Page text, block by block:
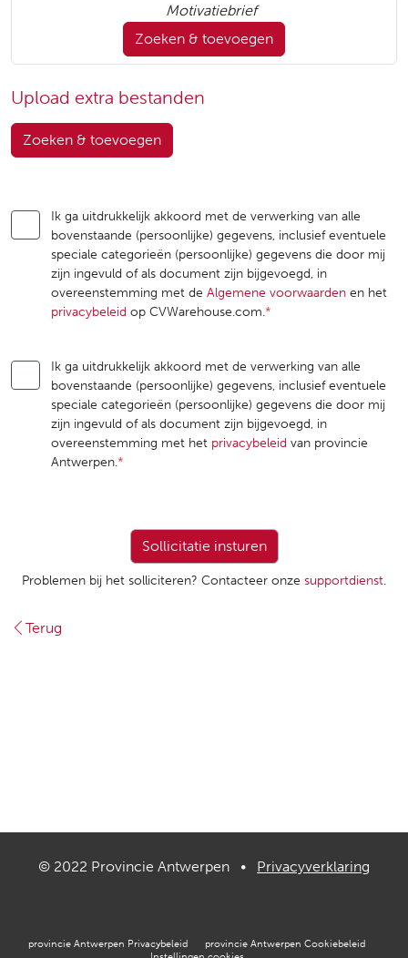
Motivatiebrief
Zoeken & toevoegen
Upload extra bestanden
Zoeken & toevoegen
Ik ga uitdrukkelijk akkoord met de verwerking van alle
bovenstaande (persoonlijke) gegevens, inclusief eventuele
speciale categorieën (persoonlijke) gegevens die door mij
zijn ingevuld of als document zijn bijgevoegd, in
overeenstemming met de Algemene voorwaarden en het
privacybeleid op CVWarehouse.com.*
Ik ga uitdrukkelijk akkoord met de verwerking van alle
bovenstaande (persoonlijke) gegevens, inclusief eventuele
speciale categorieën (persoonlijke) gegevens die door mij
zijn ingevuld of als document zijn bijgevoegd, in
overeenstemming met het privacybeleid van provincie
Antwerpen.*
Problemen bij het solliciteren? Contacteer onze supportdienst.
Terug
© 2022 Provincie Antwerpen • Privacyverklaring
provincie Antwerpen Privacybeleid
provincie Antwerpen Cookiebeleid